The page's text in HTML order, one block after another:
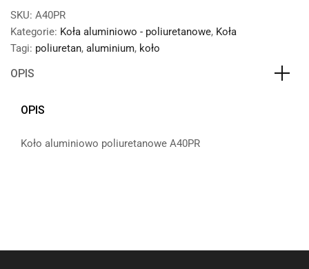
SKU: A40PR
Kategorie: Koła aluminiowo - poliuretanowe, Koła
Tagi: poliuretan, aluminium, koło
OPIS
OPIS
Koło aluminiowo poliuretanowe A40PR